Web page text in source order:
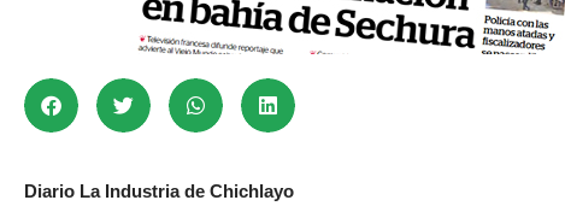
Diario La Industria de Chichlayo